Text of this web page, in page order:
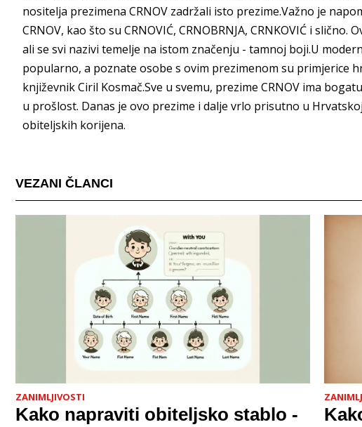
nositelja prezimena CRNOV zadržali isto prezime.Važno je
CRNOV, kao što su CRNOVIĆ, CRNOBRNJA, CRNKOVIĆ i
ali se svi nazivi temelje na istom značenju - tamnoj boji.U
popularno, a poznate osobe s ovim prezimenom su primjerice
književnik Ciril Kosmač.Sve u svemu, prezime CRNOV ima
u prošlost. Danas je ovo prezime i dalje vrlo prisutno u
obiteljskih korijena.
VEZANI ČLANCI
ZANIMLJIVOSTI
Kako napraviti obiteljsko stablo -